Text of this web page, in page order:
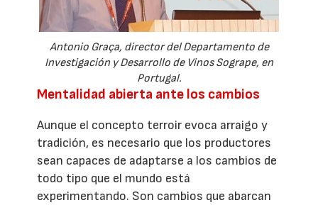
Antonio Graça, director del Departamento de
Investigación y Desarrollo de Vinos Sogrape, en
Portugal.
Mentalidad abierta ante los cambios
Aunque el concepto terroir evoca arraigo y
tradición, es necesario que los productores
sean capaces de adaptarse a los cambios de
todo tipo que el mundo está
experimentando. Son cambios que abarcan